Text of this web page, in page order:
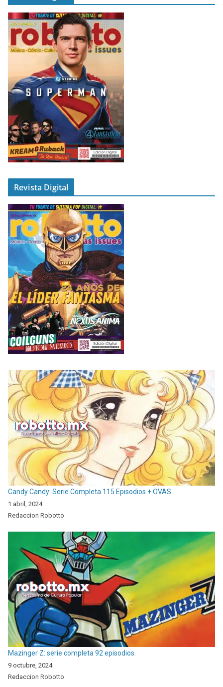
Revista Digital
Candy Candy: Serie Completa 115 Episodios + OVAS
1 abril, 2024
Redaccion Robotto
Mazinger Z: serie completa 92 episodios.
9 octubre, 2024
Redaccion Robotto